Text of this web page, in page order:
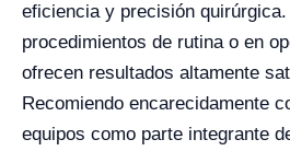
eficiencia y precisión quirúrgica.
procedimientos de rutina o en
ofrecen resultados altamente
Recomiendo encarecidamente
equipos como parte integrante